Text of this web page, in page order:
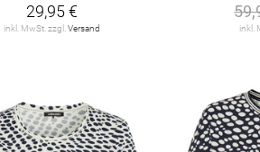
29,95 €
inkl. MwSt. zzgl.Versand inkl.